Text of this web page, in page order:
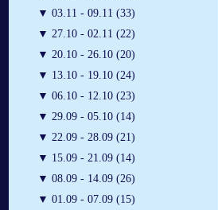
▼ 03.11 - 09.11 (33)
▼ 27.10 - 02.11 (22)
▼ 20.10 - 26.10 (20)
▼ 13.10 - 19.10 (24)
▼ 06.10 - 12.10 (23)
▼ 29.09 - 05.10 (14)
▼ 22.09 - 28.09 (21)
▼ 15.09 - 21.09 (14)
▼ 08.09 - 14.09 (26)
▼ 01.09 - 07.09 (15)